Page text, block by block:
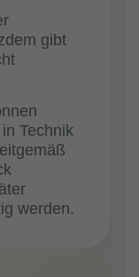
gibt
Technik
werden.